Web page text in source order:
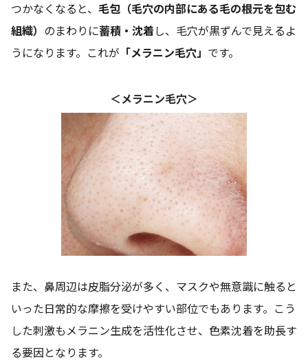
つかなくなると、 毛包（毛穴の内部にある毛の根元を包む
組織） のまわりに蓄積・沈着し、毛穴が黒ずんで見えるよ
うになります。これが 「メラニン毛穴」 です。
＜メラニン毛穴＞
また、鼻周辺は皮脂分泌が多く、マスクや無意識に触ると
いった日常的な摩擦を受けやすい部位でもあります。こう
した刺激もメラニン生成を活性化させ、色素沈着を助長す
る要因となります。